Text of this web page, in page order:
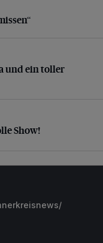
ein toller Ausflug
und ein toller
Show!
Show!